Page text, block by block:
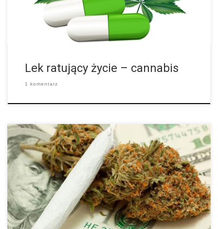
marihuany. Nowe badanie wyjaśnia, że to […]
Lek ratujący życie – cannabis
1 komentarz
Jak podaje raport The Washington Times, ponad 4 miliony
Amerykanów cierpi na uzależnienie od marihuany. W związku z
tym rząd federalny chce przeznaczyć aż 3 miliony dolarów na
stworzenie leku, […]